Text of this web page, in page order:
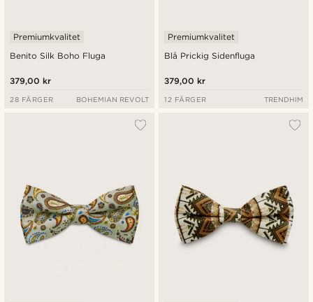
Benito Silk Boho Fluga
Premiumkvalitet
379,00 kr
28 FÄRGER BOHEMIAN REVOLT
Blå Prickig Sidenfluga
Premiumkvalitet
379,00 kr
12 FÄRGER TRENDHIM